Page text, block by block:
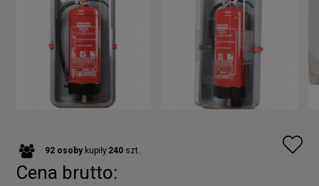
92 osoby kupiły 240 szt.
Cena brutto: